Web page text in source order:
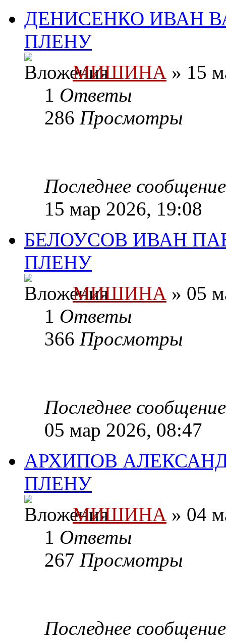
ДЕНИСЕНКО ИВАН
ПЛЕНУ
МИШИНА » 15
1 Ответы
286 Просмотры
Последнее
15 мар 2026, 19:08
БЕЛОУСОВ ИВАН
ПЛЕНУ
МИШИНА » 05
1 Ответы
366 Просмотры
Последнее
05 мар 2026, 08:47
АРХИПОВ
ПЛЕНУ
МИШИНА » 04
1 Ответы
267 Просмотры
Последнее